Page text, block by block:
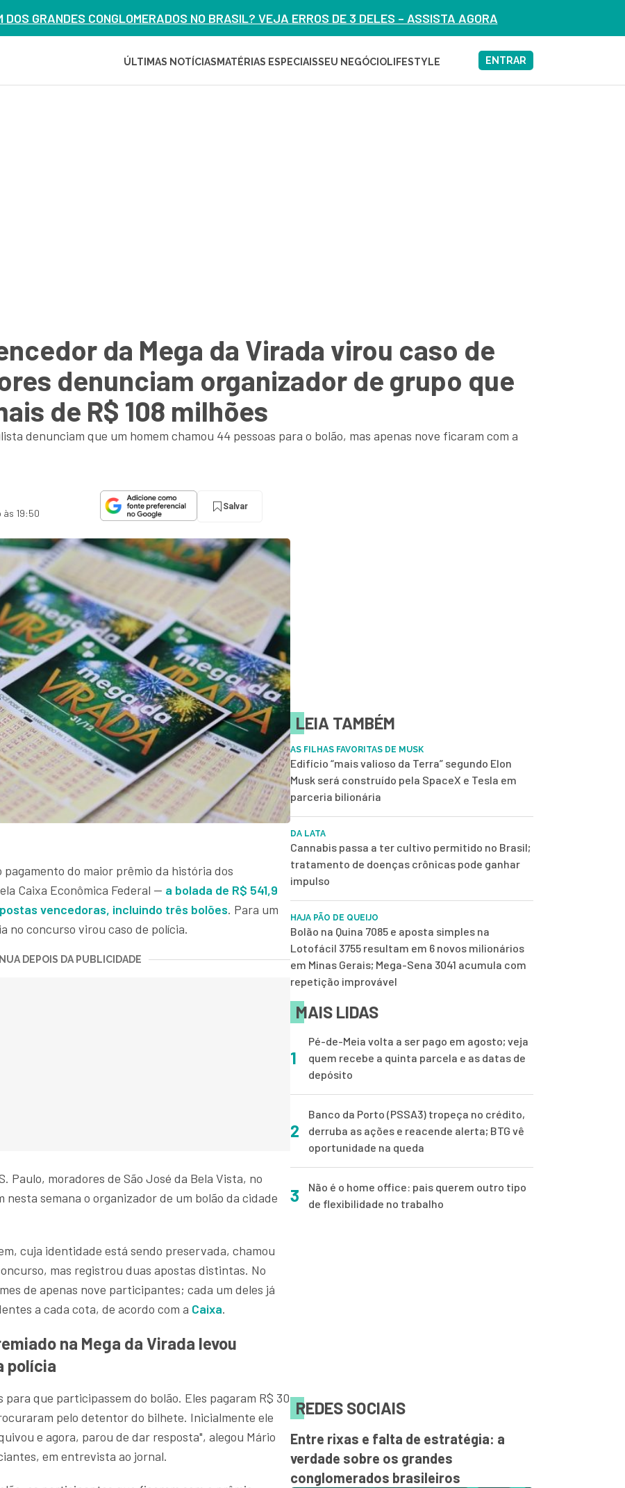
DOS GRANDES CONGLOMERADOS NO BRASIL? VEJA ERROS DE 3 DELES – ASSISTA AGORA
ÚLTIMAS NOTÍCIAS MATÉRIAS ESPECIAISSEU NEGÓCIOLIFESTYLE ENTRAR
da Mega da Virada virou caso de
denunciam organizador de grupo que
de R$ 108 milhões
denunciam que um homem chamou 44 pessoas para o bolão, mas apenas nove ficaram com a
às 19:50
Salvar
pagamento do maior prêmio da história dos
Caixa Econômica Federal — a bolada de R$ 541,9
vencedoras, incluindo três bolões. Para um
no concurso virou caso de polícia.
DEPOIS DA PUBLICIDADE
Paulo, moradores de São José da Bela Vista, no
semana o organizador de um bolão da cidade
cuja identidade está sendo preservada, chamou
mas registrou duas apostas distintas. No
de apenas nove participantes; cada um deles já
a cada cota, de acordo com a Caixa.
na Mega da Virada levou
polícia
que participassem do bolão. Eles pagaram R$ 30
pelo detentor do bilhete. Inicialmente ele
e agora, parou de dar resposta", alegou Mário
em entrevista ao jornal.
LEIA TAMBÉM
AS FILHAS FAVORITAS DE MUSK
Edifício “mais valioso da Terra” segundo Elon
Musk será construído pela SpaceX e Tesla em
parceria bilionária
DA LATA
Cannabis passa a ter cultivo permitido no Brasil;
tratamento de doenças crônicas pode ganhar
impulso
HAJA PÃO DE QUEIJO
Bolão na Quina 7085 e aposta simples na
Lotofácil 3755 resultam em 6 novos milionários
em Minas Gerais; Mega-Sena 3041 acumula com
repetição improvável
MAIS LIDAS
1
Pé-de-Meia volta a ser pago em agosto; veja
quem recebe a quinta parcela e as datas de
depósito
2
Banco da Porto (PSSA3) tropeça no crédito,
derruba as ações e reacende alerta; BTG vê
oportunidade na queda
3
Não é o home office: pais querem outro tipo
de flexibilidade no trabalho
REDES SOCIAIS
Entre rixas e falta de estratégia: a
verdade sobre os grandes
conglomerados brasileiros